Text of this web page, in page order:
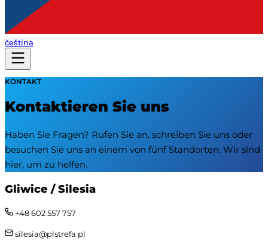
čeština
KONTAKT
Kontaktieren Sie uns
Haben Sie Fragen? Rufen Sie an, schreiben Sie uns oder
besuchen Sie uns an einem von fünf Standorten. Wir sind
hier, um zu helfen.
Gliwice / Silesia
+48 602 557 757
silesia@plstrefa.pl